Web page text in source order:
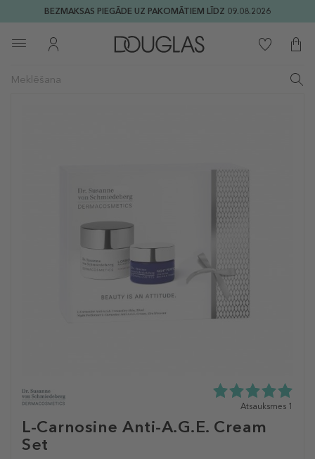
BEZMAKSAS PIEGĀDE UZ PAKOMĀTIEM LĪDZ 09.08.2026
L-Carnosine Anti-A.G.E. Cream
Set
5.0
no
Atsauksmes 1